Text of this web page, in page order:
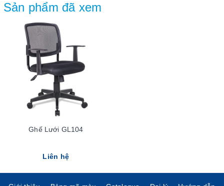
Sản phẩm đã xem
Ghế Lưới GL104
Liên hệ